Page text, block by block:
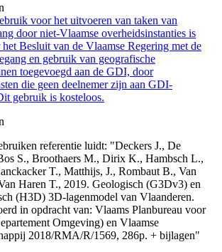
voor het uitvoeren van taken van
door niet-Vlaamse overheidsinstanties is
het Besluit van de Vlaamse Regering met de
en gebruik van geografische
toegevoegd aan de GDI, door
die geen deelnemer zijn aan GDI-
gebruik is kosteloos.
referentie luidt: "Deckers J., De
S., Broothaers M., Dirix K., Hambsch L.,
T., Matthijs, J., Rombaut B., Van
Haren T., 2019. Geologisch (G3Dv3) en
(H3D) 3D-lagenmodel van Vlaanderen.
in opdracht van: Vlaams Planbureau voor
Omgeving) en Vlaamse
2018/RMA/R/1569, 286p. + bijlagen"